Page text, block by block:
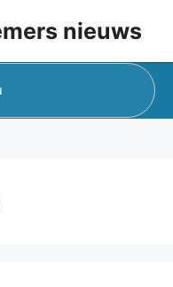
nieuws